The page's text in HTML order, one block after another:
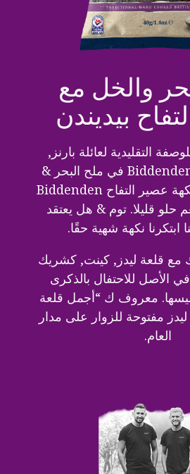
والخل مع
بيديندن
التقليدية لعائلة بارنز,
يستخدم Biddenden Cider في ملح البحر &
الخل مع رقائق بنكهة عصير التفاح Biddenden
حلو قليلا. توم & هل يعتقد
ابتكرنا نكهة شهية حقًا.
مع قلعة ليدز, كينت, كشريك
الأصل للاحتفال بالذكرى
900 لتأسيسها. معروف ك “أجمل قلعة
مفتوحة للزوار على مدار
العام.